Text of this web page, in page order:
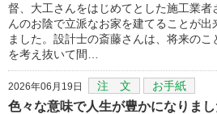
督、大工さんをはじめてとした施工業者
んのお陰で立派なお家を建てることが出
ました。設計士の斎藤さんは、将来のこ
を考え抜いて間…
2026年06月19日 注 文 お手紙
色々な意味で人生が豊かになりまし